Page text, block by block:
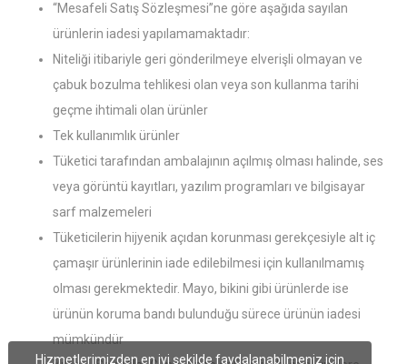
“Mesafeli Satış Sözleşmesi”ne göre aşağıda sayılan
ürünlerin iadesi yapılamamaktadır:
Niteliği itibariyle geri gönderilmeye elverişli olmayan ve
çabuk bozulma tehlikesi olan veya son kullanma tarihi
geçme ihtimali olan ürünler
Tek kullanımlık ürünler
Tüketici tarafından ambalajının açılmış olması halinde, ses
veya görüntü kayıtları, yazılım programları ve bilgisayar
sarf malzemeleri
Tüketicilerin hijyenik açıdan korunması gerekçesiyle alt iç
çamaşır ürünlerinin iade edilebilmesi için kullanılmamış
olması gerekmektedir. Mayo, bikini gibi ürünlerde ise
ürünün koruma bandı bulunduğu sürece ürünün iadesi
mümkündür
Hizmetlerimizden en iyi şekilde faydalanabilmeniz için